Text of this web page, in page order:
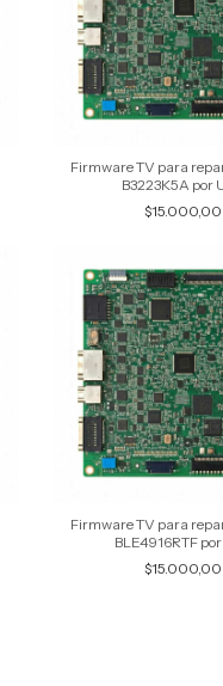
Firmware TV para
B3223K5A por
$15.000,00
Firmware TV para
BLE4916RTF
$15.000,00